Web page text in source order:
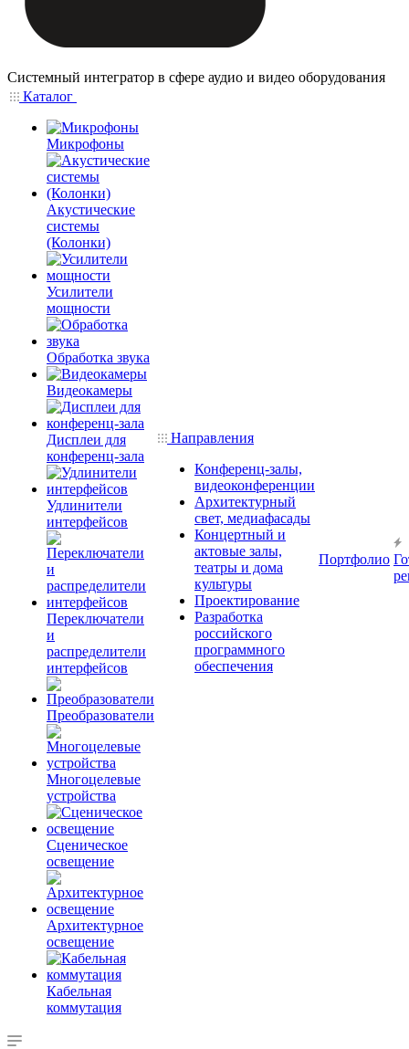
Системный интегратор в сфере аудио и видео оборудования
Каталог
Микрофоны
Акустические
системы
(Колонки)
Усилители
мощности
Обработка звука
Видеокамеры
Дисплеи для
конференц-зала
Удлинители
интерфейсов
Переключатели
и
распределители
интерфейсов
Преобразователи
Многоцелевые
устройства
Сценическое
освещение
Архитектурное
освещение
Кабельная
коммутация
Направления
Конференц-залы,
видеоконференции
Архитектурный
свет, медиафасады
Концертный и
актовые залы,
театры и дома
культуры
Проектирование
Разработка
российского
программного
обеспечения
Портфолио